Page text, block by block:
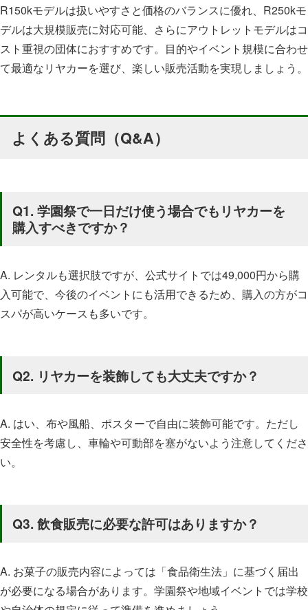
R150kモデルは扱いやすさと価格のバランスに優れ、R250kモ
デルは大規模販売に対応可能、さらにアウトレットモデルはコ
スト重視の団体におすすめです。目的やイベント規模に合わせ
て最適なリヤカーを選び、楽しい販売活動を実現しましょう。
よくある質問（Q&A）
Q1. 学園祭で一日だけ使う場合でもリヤカーを
購入すべきですか？
A. レンタルも選択肢ですが、公式サイトでは49,000円から購
入可能で、今後のイベントにも活用できるため、購入の方がコ
スパが高いケースも多いです。
Q2. リヤカーを装飾しても大丈夫ですか？
A. はい、布や風船、ポスターで自由に装飾可能です。ただし
安全性を考慮し、車輪や可動部を塞がないよう注意してくださ
い。
Q3. 飲食販売に必要な許可はありますか？
A. お菓子の販売内容によっては「食品衛生法」に基づく届出
が必要になる場合があります。学園祭や地域イベントでは学校